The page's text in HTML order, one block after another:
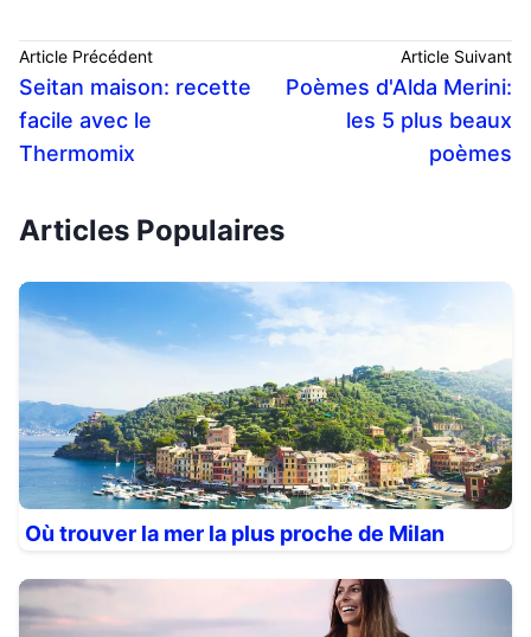
Article Précédent
Seitan maison: recette
facile avec le
Thermomix
Article Suivant
Poèmes d'Alda Merini:
les 5 plus beaux
poèmes
Articles Populaires
Où trouver la mer la plus proche de Milan